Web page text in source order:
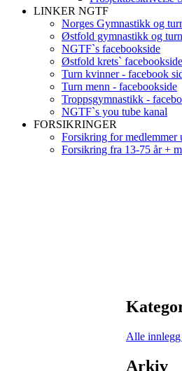
LINKER NGTF
Norges Gymnastikk og
Østfold gymnastikk og
NGTF`s facebookside
Østfold krets` facebookside
Turn kvinner - facebook
Turn menn - facebookside
Troppsgymnastikk -
NGTF`s you tube kanal
FORSIKRINGER
Forsikring for medlemmer
Forsikring fra 13-75 år +
Alle innlegg
Arkiv